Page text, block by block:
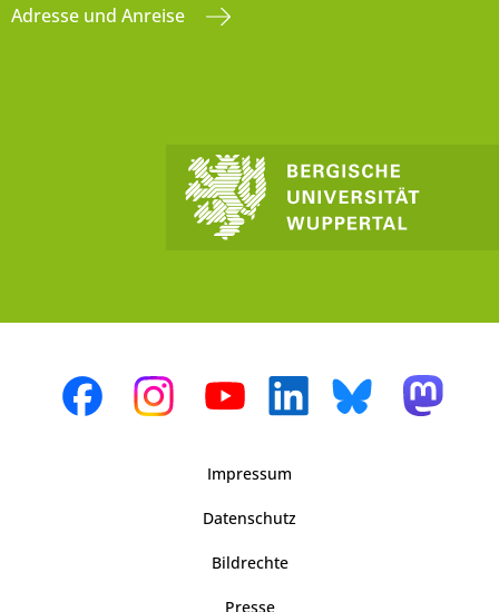
Adresse und Anreise
Impressum
Datenschutz
Bildrechte
Presse